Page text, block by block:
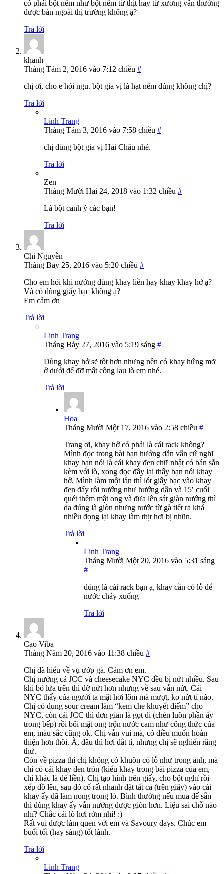
có phải bột nêm như bột nêm từ thịt hay từ xương vẫn thường
được bán ngoài thị trường không ạ?
Trả lời
khanh
Tháng Tám 2, 2016 vào 7:12 chiều #
chị ơi, cho e hỏi ngu. bột gia vị là hạt nêm đúng không chị?
Trả lời
Linh Trang
Tháng Tám 3, 2016 vào 7:58 chiều #
chị dùng bột gia vị Hải Châu nhé.
Trả lời
Zen
Tháng Mười Hai 24, 2018 vào 1:32 chiều #
Là bột canh ý các bạn!
Trả lời
Chi Nguyễn
Tháng Bảy 25, 2016 vào 5:20 chiều #
Cho em hỏi khi nướng dùng khay liền hay khay khay hở ạ?
Và có dùng giấy bạc không ạ?
Em cảm ơn
Trả lời
Linh Trang
Tháng Bảy 27, 2016 vào 5:19 sáng #
Dùng khay hở sẽ tôt hơn nhưng nên có khay hứng mỡ
ở dưới để đỡ mất công lau lò em nhé.
Trả lời
Hoa
Tháng Mười Một 17, 2016 vào 2:58 chiều #
Trang ơi, khay hở có phải là cái rack không?
Mình đọc trong bài bạn hướng dẫn vẫn cứ nghĩ
khay bạn nói là cái khay đen chữ nhật có bán sẵn
kèm với lò, xong đọc đây lại thấy bạn nói khay
hở. Mình làm một lần thì lót giấy bạc vào khay
đen đấy rồi nướng như hướng dẫn và 15′ cuối
quét thêm mật ong và đưa lên sát giàn nướng thì
da đúng là giòn nhưng nước từ gà tiết ra khá
nhiều đọng lại khay làm thịt hơi bị nhũn.
Trả lời
Linh Trang
Tháng Mười Một 20, 2016 vào 5:31 sáng
#
đúng là cái rack bạn ạ, khay cần có lỗ để
nước chảy xuống
Trả lời
Cao Viba
Tháng Năm 20, 2016 vào 11:38 chiều #
Chị đã hiểu về vụ ướp gà. Cám ơn em.
Chị nướng cả JCC và cheesecake NYC đều bị nứt nhiều. Sau
khi bỏ lửa trên thì đỡ nứt hơn nhưng về sau vẫn nứt. Cái
NYC thấy của người ta mặt hơi lõm mà mượt, ko nứt tí nào.
Chị có dung sour cream làm “kem che khuyết điểm” cho
NYC, còn cái JCC thì đơn giản là gọt đi (chén luôn phần ấy
trong bếp) rồi bôi mật ong trộn nước cam như công thức của
em, màu sắc cũng ok. Chị vẫn vui mà, có điều muốn hoàn
thiện hơn thôi. À, dâu thì hơi đắt tí, nhưng chị sẽ nghiến răng
thử.
Còn về pizza thì chị không có khuôn có lỗ như trong ảnh, mà
chỉ có cái khay đen tròn (kiểu khay trong bài pizza của em,
chỉ khác là đế liền). Chị tạo hình trên giấy, cho bột nghỉ rồi
xếp đồ lên, sau đó cố rất nhanh đặt tất cả (trên giây) vào cái
khay ấy đã làm nong trong lò. Bình thường nếu mua đế sẵn
thì dùng khay ấy vẫn nướng được giòn hơn. Liệu sai chỗ nào
nhỉ? Chắc cái lò hơi rởm nhỉ! :)
Rất vui được làm quen với em và Savoury days. Chúc em
buổi tối (hay sáng) tốt lành.
Trả lời
Linh Trang